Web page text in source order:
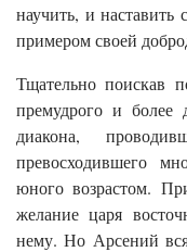
научить, и
примером своей
Тщательно поискав
премудрого и более
диакона,
превосходившего
юного возрастом.
желание царя
нему. Но Арсений